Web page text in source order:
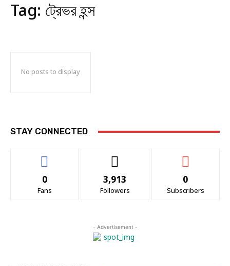
Tag: ট্রেভর হন্স
No posts to display
STAY CONNECTED
0
Fans
3,913
Followers
0
Subscribers
- Advertisement -